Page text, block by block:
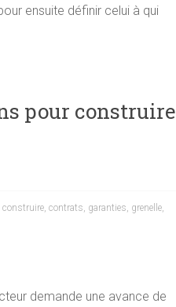
ensuite définir celui à qui
pour construire
construire, contrats, garanties, grenelle,
demande une avance de